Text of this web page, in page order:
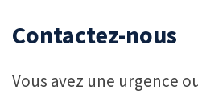
Contactez-nous
Vous avez une urgence